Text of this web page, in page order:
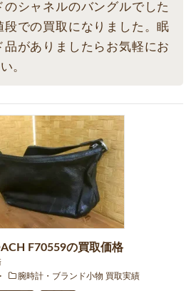
のシャネルのバングルでした
段での買取になりました。眠
品がありましたらお気軽にお
。
F70559の買取価格
腕時計・ブランド小物 買取実績